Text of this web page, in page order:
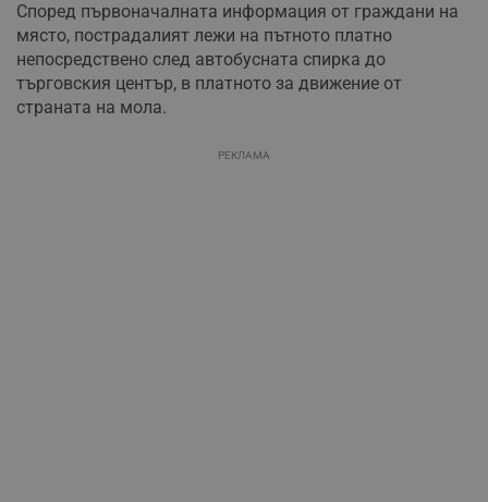
Според първоначалната информация от граждани на
място, пострадалият лежи на пътното платно
непосредствено след автобусната спирка до
търговския център, в платното за движение от
страната на мола.
РЕКЛАМА